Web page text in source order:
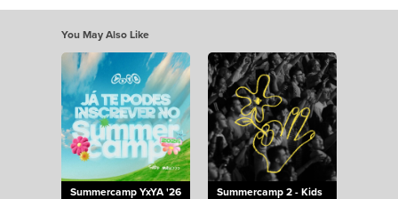
You May Also Like
Summercamp YxYA '26
Summercamp 2 - Kids